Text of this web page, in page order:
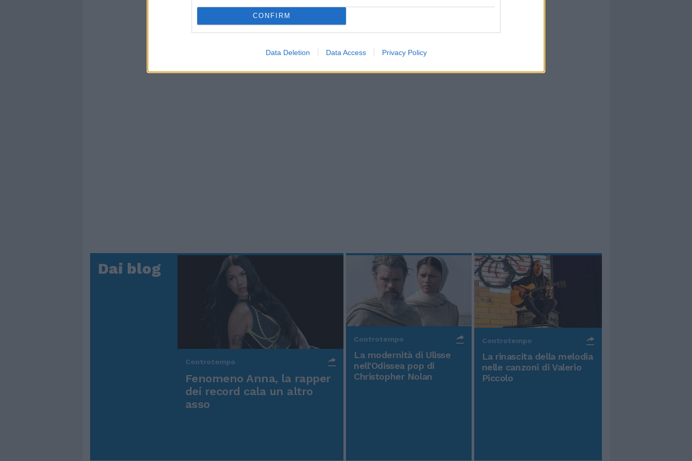
CONFIRM
Data Deletion Data Access Privacy Policy
Dai blog
Controtempo
Fenomeno Anna, la rapper
dei record cala un altro
asso
Controtempo
La modernità di Ulisse
nell'Odissea pop di
Christopher Nolan
Controtempo
La rinascita della melodia
nelle canzoni di Valerio
Piccolo